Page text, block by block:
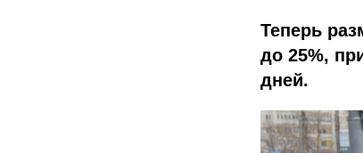
Теперь
до 25%,
дней.